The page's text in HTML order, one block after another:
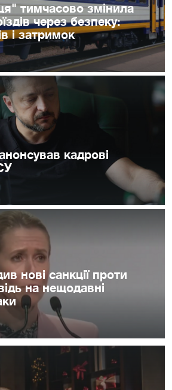
тимчасово змінила
через безпеку:
і затримок
кадрові
нові санкції проти
на нещодавні